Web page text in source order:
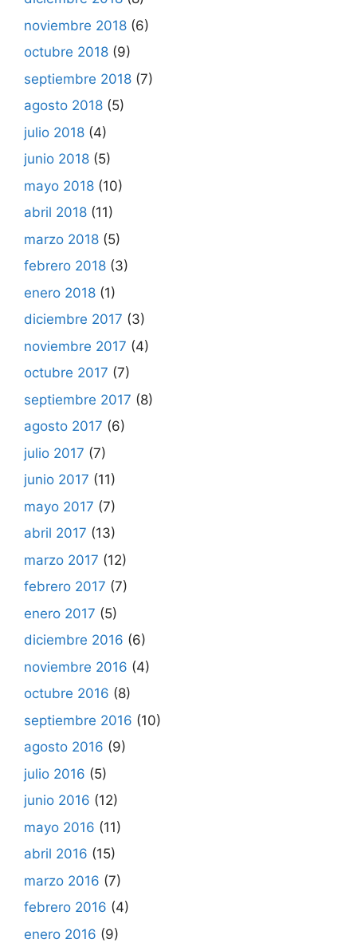
noviembre 2018 (6)
octubre 2018 (9)
septiembre 2018 (7)
agosto 2018 (5)
julio 2018 (4)
junio 2018 (5)
mayo 2018 (10)
abril 2018 (11)
marzo 2018 (5)
febrero 2018 (3)
enero 2018 (1)
diciembre 2017 (3)
noviembre 2017 (4)
octubre 2017 (7)
septiembre 2017 (8)
agosto 2017 (6)
julio 2017 (7)
junio 2017 (11)
mayo 2017 (7)
abril 2017 (13)
marzo 2017 (12)
febrero 2017 (7)
enero 2017 (5)
diciembre 2016 (6)
noviembre 2016 (4)
octubre 2016 (8)
septiembre 2016 (10)
agosto 2016 (9)
julio 2016 (5)
junio 2016 (12)
mayo 2016 (11)
abril 2016 (15)
marzo 2016 (7)
febrero 2016 (4)
enero 2016 (9)